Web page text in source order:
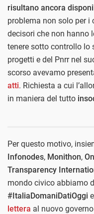
risultano ancora
problema non solo per i
decisori che non hanno
tenere sotto controllo lo
progetti e del Pnrr nel
scorso avevamo
atti. Richiesta a cui
in maniera del tutto
Per questo motivo,
Infonodes, Monithon,
Transparency
mondo civico abbiamo
#ItaliaDomaniDatiOggi
lettera al nuovo